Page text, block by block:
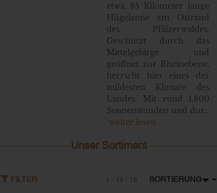
etwa 85 Kilometer lange
Hügelzone am Ostrand
des Pfälzerwaldes.
Geschützt durch das
Mittelgebirge und
geöffnet zur Rheinebene,
herrscht hier eines der
mildesten Klimate des
Landes. Mit rund 1.800
Sonnenstunden und dur…
weiter lesen
Unser Sortiment
FILTER 1 - 19 / 19 SORTIERUNG